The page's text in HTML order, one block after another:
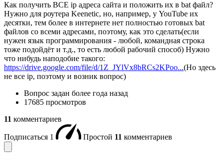
Как получить ВСЕ ip адреса сайта и положить их в bat файл?
Нужно для роутера Keenetic, но, например, у YouTube их
десятки, тем более в интернете нет полностью готовых bat
файлов со всеми адресами, поэтому, как это сделать(если
нужен язык программирования - любой, командная строка
тоже подойдёт и т.д., то есть любой рабочий способ) Нужно
что нибудь наподобие такого:
https://drive.google.com/file/d/1Z_JYlVx8bRCs2KPoo...(Но здесь
не все ip, поэтому и возник вопрос)
Вопрос задан более года назад
17685 просмотров
11 комментариев
Подписаться 1 Простой 11 комментариев